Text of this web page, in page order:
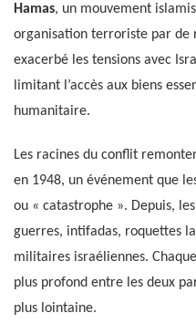
Hamas, un mouvement
organisation terroriste par de
exacerbé les tensions avec
limitant l’accès aux biens
humanitaire.
Les racines du conflit
en 1948, un événement que
ou « catastrophe ». Depuis,
guerres, intifadas, roquettes
militaires israéliennes.
plus profond entre les deux
plus lointaine.